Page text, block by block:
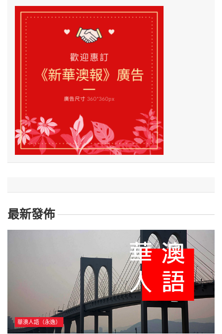
最新發佈
華澳人語（永逸）